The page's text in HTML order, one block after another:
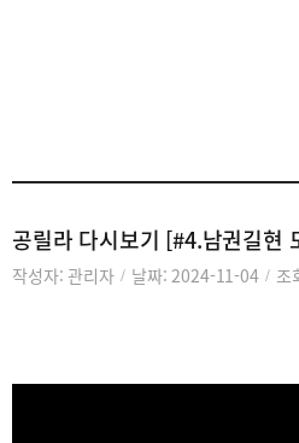
공릴라 다시보기 [#4.남권길현
작성자: 관리자 / 날짜: 2024-11-04 / 조